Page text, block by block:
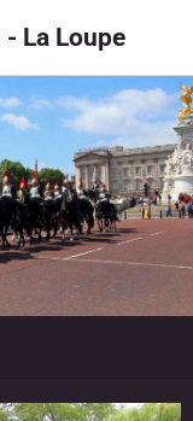
La Loupe